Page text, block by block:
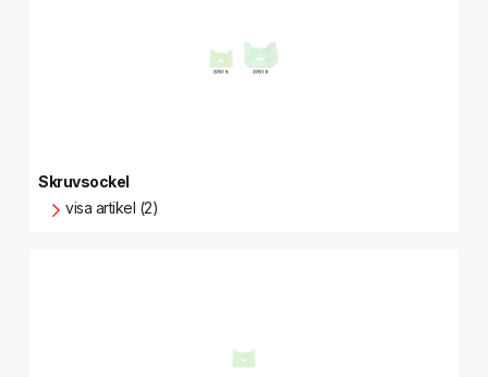
Skruvsockel
visa artikel (2)